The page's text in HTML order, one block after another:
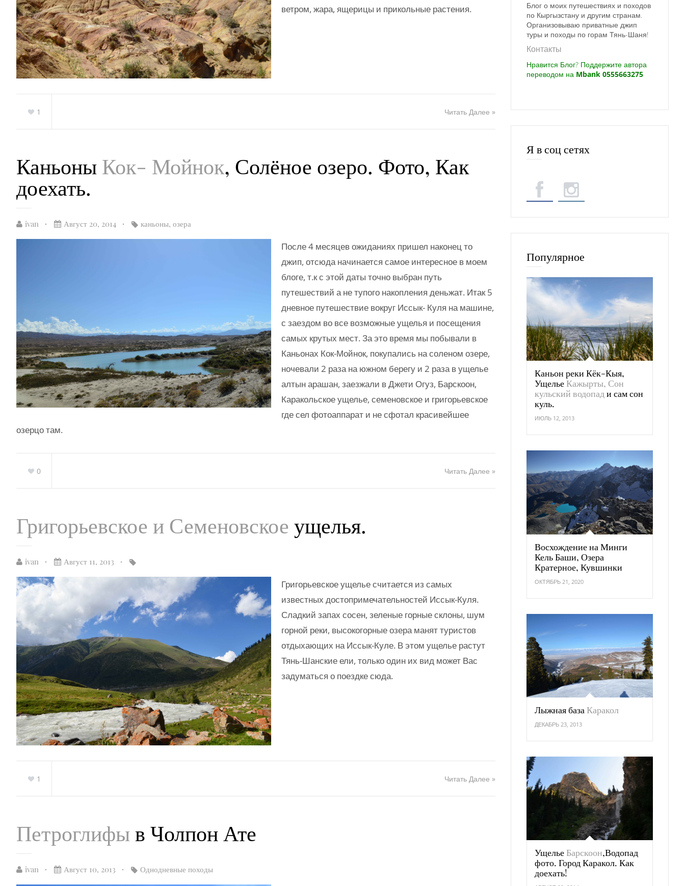
ветром, жара, ящерицы и прикольные растения.
1 Читать Далее »
КаньоныКок- Мойнок, Солёное озеро. Фото, Как
доехать.
ivan Август 20, 2014 каньоны, озера
После 4 месяцев ожиданиях пришел наконец то
джип, отсюда начинается самое интересное в моем
блоге, т.к с этой даты точно выбран путь
путешествий а не тупого накопления деньжат. Итак 5
дневное путешествие вокруг Иссык- Куля на машине,
с заездом во все возможные ущелья и посещения
самых крутых мест. За это время мы побывали в
Каньонах Кок-Мойнок, покупались на соленом озере,
ночевали 2 раза на южном берегу и 2 раза в ущелье
алтын арашан, заезжали в Джети Огуз, Барскоон,
Каракольское ущелье, семеновское и григорьевское
где сел фотоаппарат и не сфотал красивейшее
озерцо там.
0 Читать Далее »
Григорьевское и Семеновское ущелья.
ivan Август 11, 2013
Григорьевское ущелье считается из самых
известных достопримечательностей Иссык-Куля.
Сладкий запах сосен, зеленые горные склоны, шум
горной реки, высокогорные озера манят туристов
отдыхающих на Иссык-Куле. В этом ущелье растут
Тянь-Шанские ели, только один их вид может Вас
задуматься о поездке сюда.
1 Читать Далее »
Петроглифыв Чолпон Ате
ivan Август 10, 2013 Однодневные походы
Блог о моих путешествиях и походов
по Кыргызстану и другим странам.
Организовываю приватные джип
туры и походы по горам Тянь-Шаня!
Контакты
Нравится Блог? Поддержите автора
переводом на Mbank 0555663275
Я в соц сетях
Популярное
Каньон реки Кёк-Кыя,
УщельеКажырты, Сон
кульский водопади сам сон
куль.
ИЮЛЬ 12, 2013
Восхождение на Минги
Кель Баши, Озера
Кратерное, Кувшинки
ОКТЯБРЬ 21, 2020
Лыжная базаКаракол
ДЕКАБРЬ 23, 2013
УщельеБарскоон,Водопад
фото. Город Каракол. Как
доехать!